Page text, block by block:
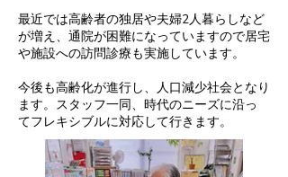
最近では高齢者の独居や夫婦2人暮らしなど
が増え、通院が困難になっていますので居宅
や施設への訪問診療も実施しています。
今後も高齢化が進行し、人口減少社会となり
ます。スタッフ一同、時代のニーズに沿っ
てフレキシブルに対応して行きます。